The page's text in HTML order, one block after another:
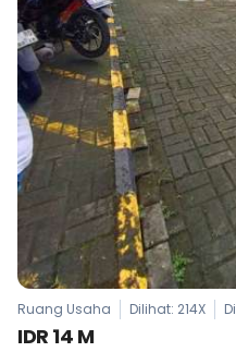
Ruang Usaha Dilihat: 214X
IDR 14 M